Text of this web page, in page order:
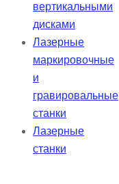
вертикальными
дисками
Лазерные
маркировочные
и
гравировальные
станки
Лазерные
станки